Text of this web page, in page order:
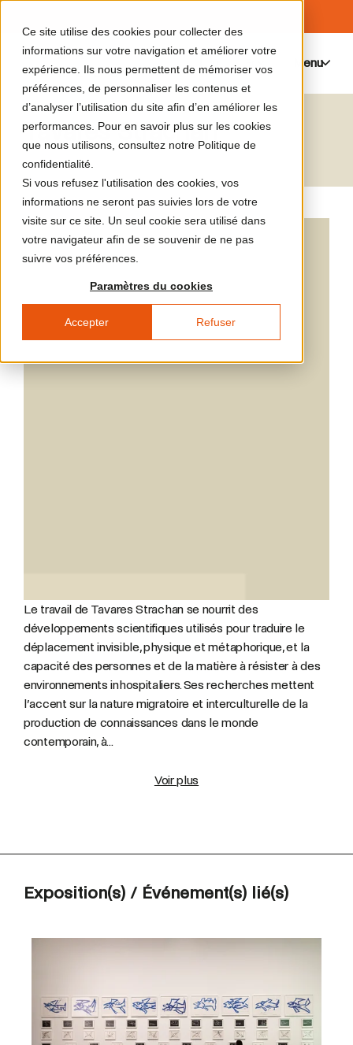
Ce site utilise des cookies pour collecter des
informations sur votre navigation et améliorer votre
expérience. Ils nous permettent de mémoriser vos
préférences, de personnaliser les contenus et
d’analyser l’utilisation du site afin d’en améliorer les
performances. Pour en savoir plus sur les cookies
que nous utilisons, consultez notre Politique de
confidentialité.
Si vous refusez l'utilisation des cookies, vos
informations ne seront pas suivies lors de votre
visite sur ce site. Un seul cookie sera utilisé dans
votre navigateur afin de se souvenir de ne pas
suivre vos préférences.
Paramètres du cookies
Accepter Refuser
Menu
Tavares Strachan
Le travail de Tavares Strachan se nourrit des
développements scientifiques utilisés pour traduire le
déplacement invisible, physique et métaphorique, et la
capacité des personnes et de la matière à résister à des
environnements inhospitaliers. Ses recherches mettent
l’accent sur la nature migratoire et interculturelle de la
production de connaissances dans le monde
contemporain, à...
Voir plus
Exposition(s) / Événement(s) lié(s)